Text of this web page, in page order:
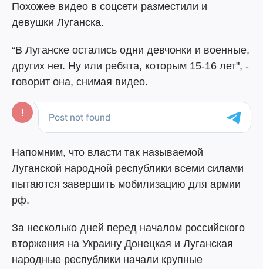
Похожее видео в соцсети разместили и
девушки Луганска.
“В Луганске остались одни девчонки и военные,
других нет. Ну или ребята, которым 15-16 лет", -
говорит она, снимая видео.
Напомним, что власти так называемой
Луганской народной республики всеми силами
пытаются завершить мобилизацию для армии
рф.
За несколько дней перед началом российского
вторжения на Украину Донецкая и Луганская
народные республики начали крупные